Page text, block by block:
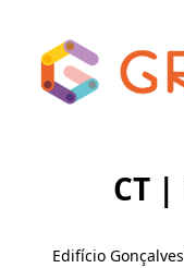
CT |
Edifício